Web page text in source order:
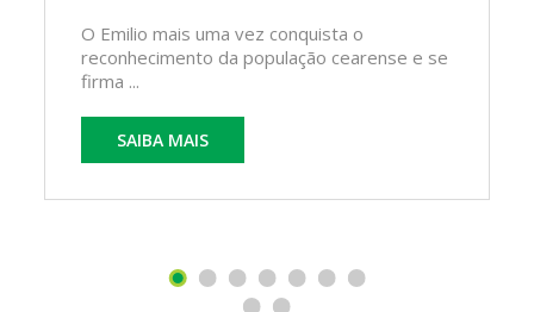
O Emilio mais uma vez conquista o
reconhecimento da população cearense e se
firma ...
SAIBA MAIS